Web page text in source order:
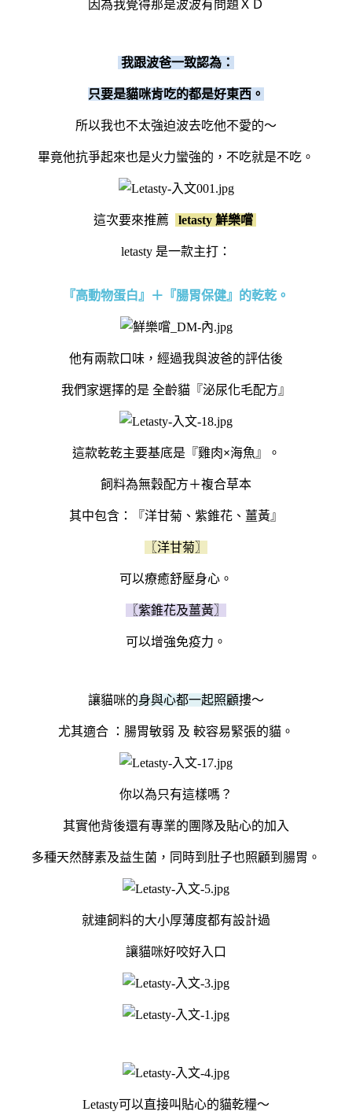
因為我覺得那是波波有問題ＸＤ
我跟波爸一致認為：
只要是貓咪肯吃的都是好東西。
所以我也不太強迫波去吃他不愛的～
畢竟他抗爭起來也是火力蠻強的，不吃就是不吃。
這次要來推薦 letasty 鮮樂嚐
letasty 是一款主打：
『高動物蛋白』＋『腸胃保健』的乾乾。
他有兩款口味，經過我與波爸的評估後
我們家選擇的是 全齡貓『泌尿化毛配方』
這款乾乾主要基底是『雞肉×海魚』。
飼料為無穀配方＋複合草本
其中包含：『洋甘菊、紫錐花、薑黃』
〖洋甘菊〗
可以療癒舒壓身心。
〖紫錐花及薑黃〗
可以增強免疫力。
讓貓咪的身與心都一起照顧摟～
尤其適合 ：腸胃敏弱 及 較容易緊張的貓。
你以為只有這樣嗎？
其實他背後還有專業的團隊及貼心的加入
多種天然酵素及益生菌，同時到肚子也照顧到腸胃。
就連飼料的大小厚薄度都有設計過
讓貓咪好咬好入口
Letasty可以直接叫貼心的貓乾糧～